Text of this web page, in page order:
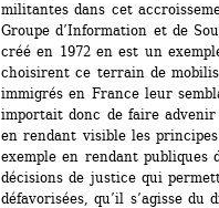
militantes dans cet
Groupe d’Information et de
créé en 1972 en est un
choisirent ce terrain de
immigrés en France leur
importait donc de faire
en rendant visible les
exemple en rendant publiques
décisions de justice qui
défavorisées, qu’il s’agisse